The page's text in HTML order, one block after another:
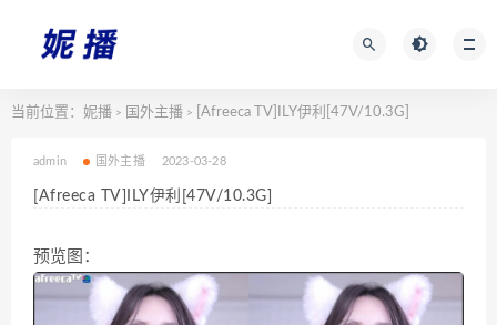
当前位置： 妮播 > 国外主播 > [Afreeca TV]ILY伊利[47V/10.3G]
admin 国外主播 2023-03-28
[Afreeca TV]ILY伊利[47V/10.3G]
预览图：